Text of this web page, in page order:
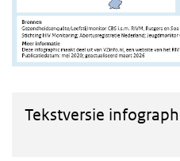
Tekstversie